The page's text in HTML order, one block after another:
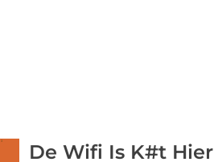
De Wifi Is K#t Hier